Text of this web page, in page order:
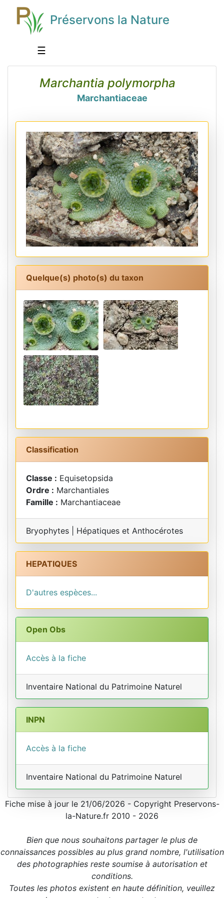
Préservons la Nature
☰
Marchantia polymorpha
Marchantiaceae
Quelque(s) photo(s) du taxon
Classification
Classe : Equisetopsida
Ordre : Marchantiales
Famille : Marchantiaceae
Bryophytes | Hépatiques et Anthocérotes
HEPATIQUES
D'autres espèces...
Open Obs
Accès à la fiche
Inventaire National du Patrimoine Naturel
INPN
Accès à la fiche
Inventaire National du Patrimoine Naturel
Fiche mise à jour le 21/06/2026 - Copyright Preservons-
la-Nature.fr 2010 - 2026
Bien que nous souhaitons partager le plus de
connaissances possibles au plus grand nombre, l'utilisation
des photographies reste soumise à autorisation et
conditions.
Toutes les photos existent en haute définition, veuillez